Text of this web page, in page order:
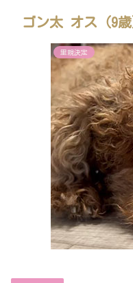
ゴン太 オス（9歳
里親決定